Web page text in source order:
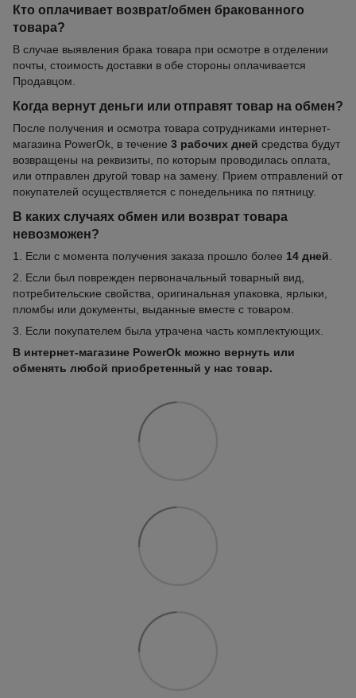
Кто оплачивает возврат/обмен бракованного
товара?
В случае выявления брака товара при осмотре в отделении
почты, стоимость доставки в обе стороны оплачивается
Продавцом.
Когда вернут деньги или отправят товар на обмен?
После получения и осмотра товара сотрудниками интернет-
магазина PowerOk, в течение 3 рабочих дней средства будут
возвращены на реквизиты, по которым проводилась оплата,
или отправлен другой товар на замену. Прием отправлений от
покупателей осуществляется с понедельника по пятницу.
В каких случаях обмен или возврат товара
невозможен?
1. Если с момента получения заказа прошло более 14 дней
2. Если был поврежден первоначальный товарный вид,
потребительские свойства, оригинальная упаковка, ярлыки,
пломбы или документы, выданные вместе с товаром.
3. Если покупателем была утрачена часть комплектующих.
В интернет-магазине PowerOk можно вернуть или
обменять любой приобретенный у нас товар.